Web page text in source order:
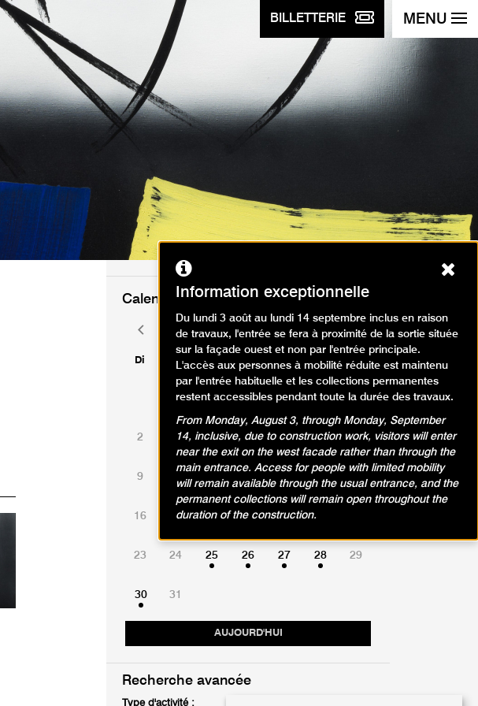
BILLETTERIE MENU
Calendrier des événements
août 2026
Di Lu Ma Ve Sa
AUJOURD'HUI
1
2 3 4 5 6 7 8
9 12 13 14
16 17 18 19 20 21
23 24 25 26 27 28 29
30 31
Mois
précédent
Mois
suivant
Recherche avancée
Type d'activité :
Information exceptionnelle
Du lundi 3 août au lundi 14 septembre inclus en raison
de travaux, l'entrée se fera à proximité de la sortie située
sur la façade ouest et non par l'entrée principale.
L'accès aux personnes à mobilité réduite est maintenu
par l'entrée habituelle et les collections permanentes
restent accessibles pendant toute la durée des travaux.
From Monday, August 3, through Monday, September
14, inclusive, due to construction work, visitors will enter
near the exit on the west facade rather than through the
main entrance. Access for people with limited mobility
will remain available through the usual entrance, and the
permanent collections will remain open throughout the
duration of the construction.